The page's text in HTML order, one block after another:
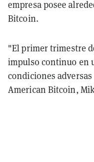
empresa posee
Bitcoin.
"El primer trimestre
impulso continuo en
condiciones adversas
American Bitcoin,